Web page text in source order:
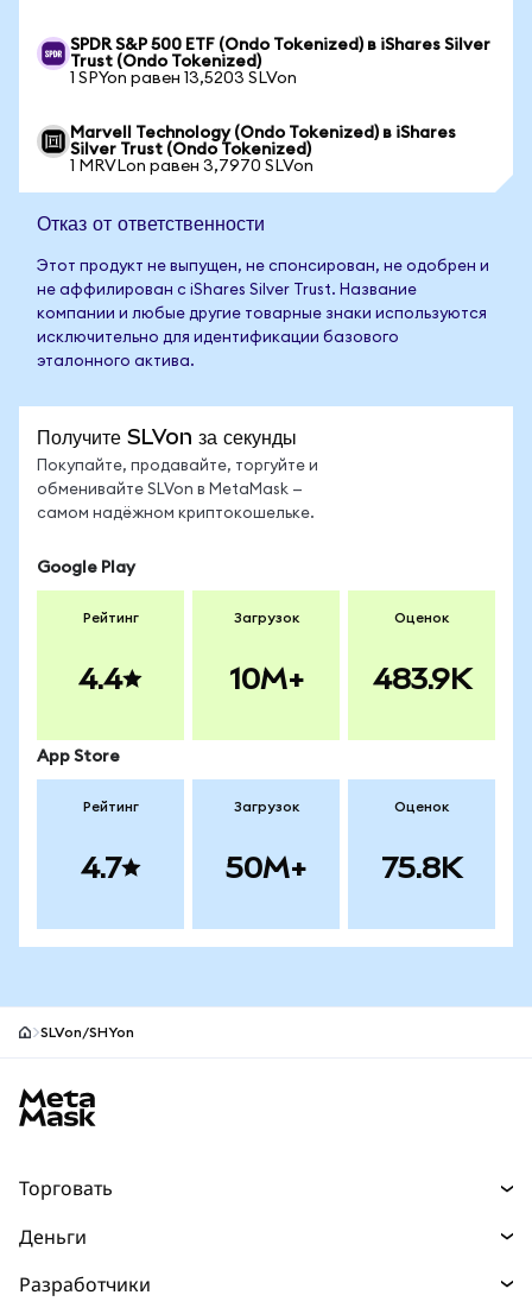
SPDR S&P 500 ETF (Ondo Tokenized) в iShares Silver
Trust (Ondo Tokenized)
1 SPYon равен 13,5203 SLVon
Marvell Technology (Ondo Tokenized) в iShares
Silver Trust (Ondo Tokenized)
1 MRVLon равен 3,7970 SLVon
Отказ от ответственности
Этот продукт не выпущен, не спонсирован, не одобрен и
не аффилирован с iShares Silver Trust. Название
компании и любые другие товарные знаки используются
исключительно для идентификации базового
эталонного актива.
Получите SLVon за секунды
Покупайте, продавайте, торгуйте и
обменивайте SLVon в MetaMask —
самом надёжном криптокошельке.
Google Play
Рейтинг
4.4
Загрузок
10M+
Оценок
483.9K
App Store
Рейтинг
4.7
Загрузок
50M+
Оценок
75.8K
SLVon/SHYon
Торговать
Прогнозы
Деньги
Разработчики